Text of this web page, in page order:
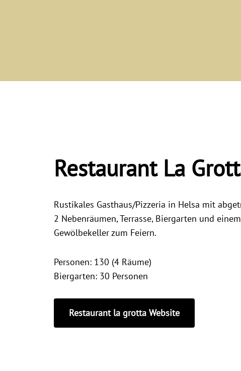
Restaurant La
Rustikales Gasthaus/Pizzeria in Helsa mit
2 Nebenräumen, Terrasse, Biergarten und
Gewölbekeller zum Feiern.
Personen: 130 (4 Räume)
Biergarten: 30 Personen
Restaurant la grotta Website